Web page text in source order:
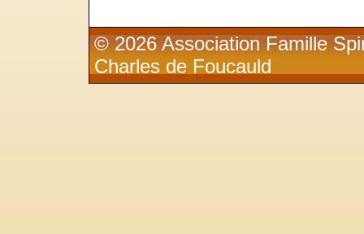
© 2026 Association Famille
Charles de Foucauld